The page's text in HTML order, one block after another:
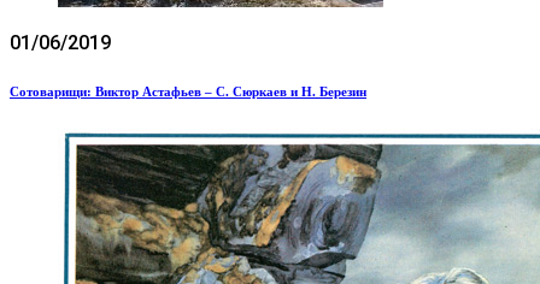
01/06/2019
Сотоварищи: Виктор Астафьев – С. Сюркаев и Н. Березин